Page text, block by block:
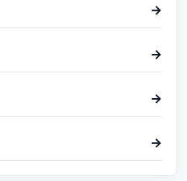
→
→
→
→